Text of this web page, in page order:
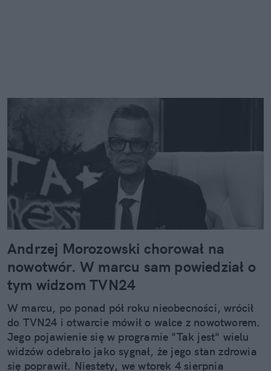
Andrzej Morozowski chorował na
nowotwór. W marcu sam powiedział o
tym widzom TVN24
W marcu, po ponad pół roku nieobecności, wrócił
do TVN24 i otwarcie mówił o walce z nowotworem.
Jego pojawienie się w programie "Tak jest" wielu
widzów odebrało jako sygnał, że jego stan zdrowia
się poprawił. Niestety, we wtorek 4 sierpnia